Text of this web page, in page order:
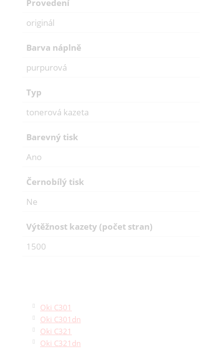
Provedení
originál
Barva náplně
purpurová
Typ
tonerová kazeta
Barevný tisk
Ano
Černobílý tisk
Ne
Výtěžnost kazety (počet stran)
1500
Oki C301
Oki C301dn
Oki C321
Oki C321dn